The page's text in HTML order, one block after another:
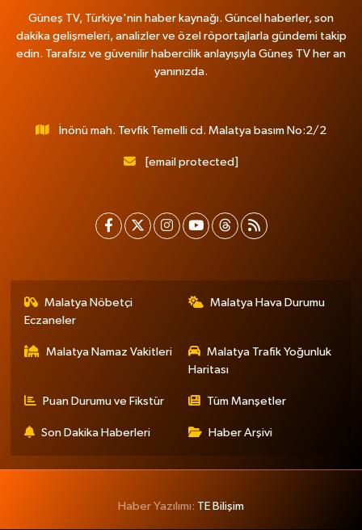
Güneş TV, Türkiye'nin haber kaynağı. Güncel haberler, son
dakika gelişmeleri, analizler ve özel röportajlarla gündemi takip
edin. Tarafsız ve güvenilir habercilik anlayışıyla Güneş TV her an
yanınızda.
İnönü mah. Tevfik Temelli cd. Malatya basım No:2/2
[email protected]
Malatya Nöbetçi
Eczaneler
Malatya Hava Durumu
Malatya Namaz Vakitleri
Malatya Trafik Yoğunluk
Haritası
Puan Durumu ve Fikstür Tüm Manşetler
Son Dakika Haberleri Haber Arşivi
Haber Yazılımı: TE Bilişim